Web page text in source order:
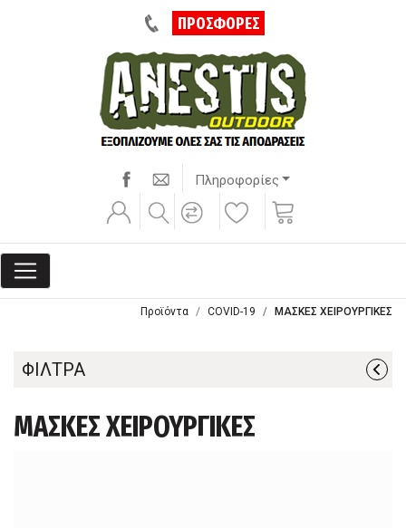
ΠΡΟΣΦΟΡΕΣ
Πληροφορίες
Προϊόντα COVID-19 ΜΑΣΚΕΣ ΧΕΙΡΟΥΡΓΙΚΕΣ
ΦΙΛΤΡΑ
ΜΑΣΚΕΣ ΧΕΙΡΟΥΡΓΙΚΕΣ